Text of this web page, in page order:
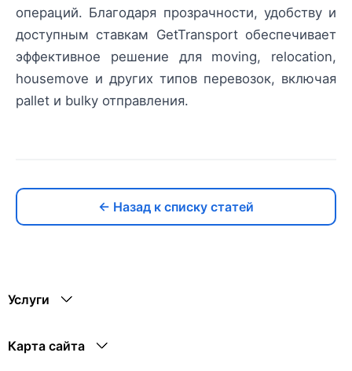
операций. Благодаря прозрачности, удобству и
доступным ставкам GetTransport обеспечивает
эффективное решение для moving, relocation,
housemove и других типов перевозок, включая
pallet и bulky отправления.
← Назад к списку статей
Услуги
Карта сайта